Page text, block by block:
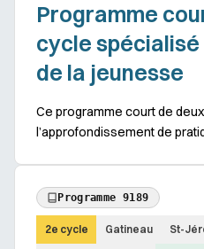
Programme
cycle
de la jeunesse
Ce programme court de
l’approfondissement de
Programme 9189
2e cycle Gatineau St-